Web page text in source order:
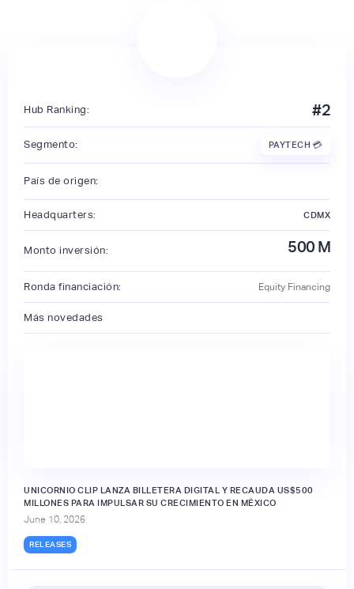
Hub Ranking: #2
Segmento: PAYTECH 💳
País de origen:
Headquarters: CDMX
Monto inversión: 500 M
Ronda financiación: Equity Financing
Más novedades
UNICORNIO CLIP LANZA BILLETERA DIGITAL Y RECAUDA US$500
MILLONES PARA IMPULSAR SU CRECIMIENTO EN MÉXICO
June 10, 2026
RELEASES